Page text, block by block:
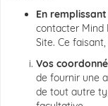
En
contacter Mind
Site. Ce
Vos
de fournir une
de tout autre